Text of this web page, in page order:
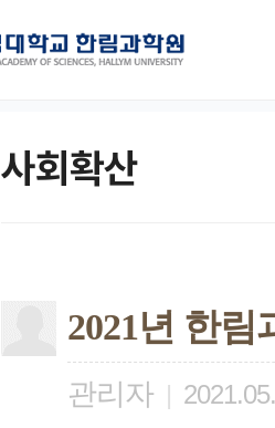
사회확산
2021년 한림
관리자 |